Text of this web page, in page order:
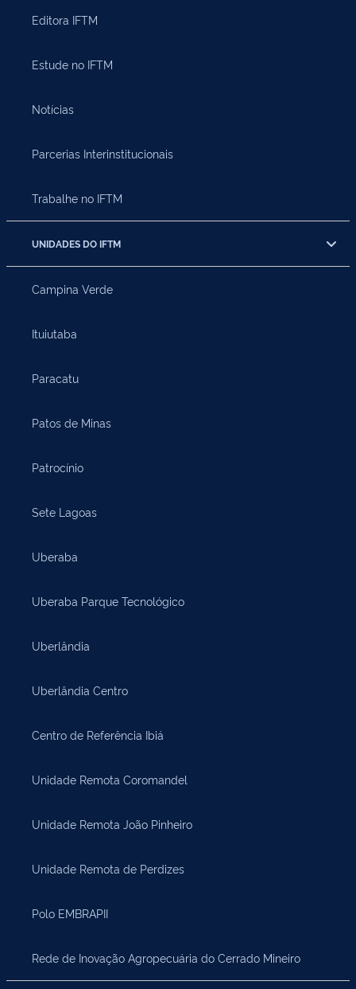
Editora IFTM
Estude no IFTM
Notícias
Parcerias Interinstitucionais
Trabalhe no IFTM
UNIDADES DO IFTM
Campina Verde
Ituiutaba
Paracatu
Patos de Minas
Patrocínio
Sete Lagoas
Uberaba
Uberaba Parque Tecnológico
Uberlândia
Uberlândia Centro
Centro de Referência Ibiá
Unidade Remota Coromandel
Unidade Remota João Pinheiro
Unidade Remota de Perdizes
Polo EMBRAPII
Rede de Inovação Agropecuária do Cerrado Mineiro